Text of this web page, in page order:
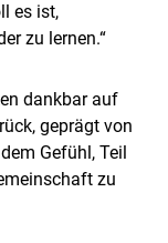
es ist,
zu lernen.“
dankbar auf
geprägt von
Gefühl, Teil
zu